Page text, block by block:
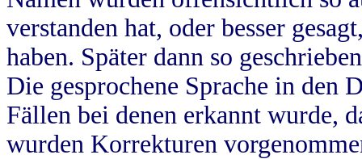
verstanden hat, oder besser
haben. Später dann so
Die gesprochene Sprache in
Fällen bei denen erkannt wurde,
wurden Korrekturen